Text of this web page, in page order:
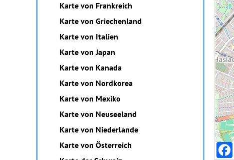
Karte von Frankreich
Karte von Griechenland
Karte von Italien
Karte von Japan
Karte von Kanada
Karte von Nordkorea
Karte von Mexiko
Karte von Neuseeland
Karte von Niederlande
Karte von Österreich